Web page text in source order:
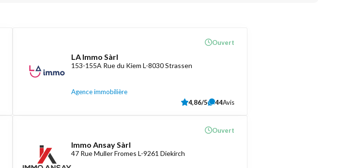
LA Immo Sàrl
153-155A Rue du Kiem L-8030 Strassen
Agence immobilière
Ouvert
4,86/5 44Avis
Immo Ansay Sàrl
47 Rue Muller Fromes L-9261 Diekirch
Ouvert